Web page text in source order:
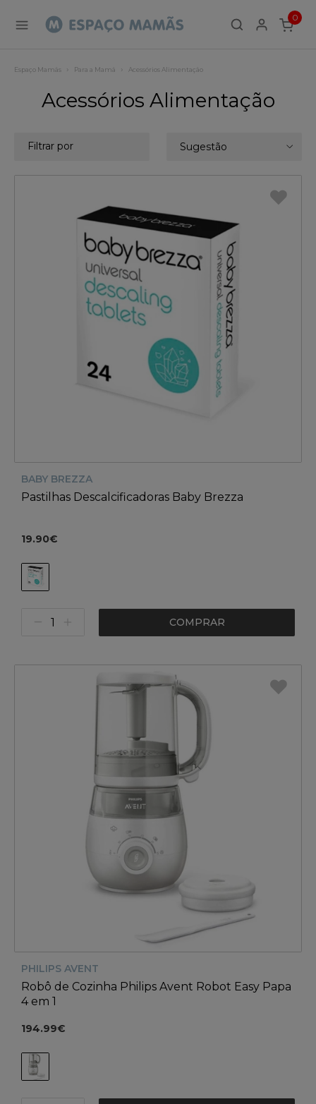
0
ITEMS
Espaço Mamãs Para a Mamã Acessórios Alimentação
Acessórios Alimentação
Sugestão
Filtrar por
BABY BREZZA
Pastilhas Descalcificadoras Baby Brezza
19.90€
COMPRAR
PHILIPS AVENT
Robô de Cozinha Philips Avent Robot Easy Papa
4 em 1
194.99€